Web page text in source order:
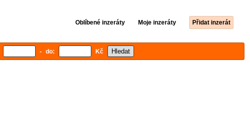
Oblíbené inzeráty Moje inzeráty Přidat inzerát
- do: Kč